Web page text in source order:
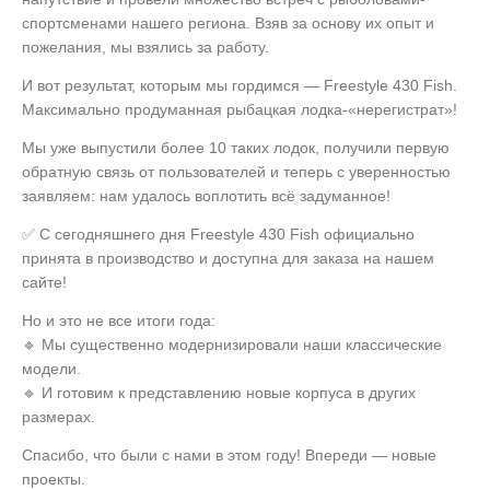
спортсменами нашего региона. Взяв за основу их опыт и
пожелания, мы взялись за работу.
И вот результат, которым мы гордимся — Freestyle 430 Fish.
Максимально продуманная рыбацкая лодка-«нерегистрат»!
Мы уже выпустили более 10 таких лодок, получили первую
обратную связь от пользователей и теперь с уверенностью
заявляем: нам удалось воплотить всё задуманное!
✅ С сегодняшнего дня Freestyle 430 Fish официально
принята в производство и доступна для заказа на нашем
сайте!
Но и это не все итоги года:
🔹 Мы существенно модернизировали наши классические
модели.
🔹 И готовим к представлению новые корпуса в других
размерах.
Спасибо, что были с нами в этом году! Впереди — новые
проекты.